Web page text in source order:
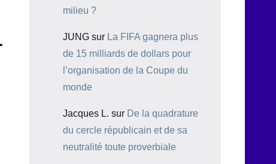
milieu ?
JUNG sur La FIFA gagnera plus
de 15 milliards de dollars pour
l’organisation de la Coupe du
monde
Jacques L. sur De la quadrature
du cercle républicain et de sa
neutralité toute proverbiale